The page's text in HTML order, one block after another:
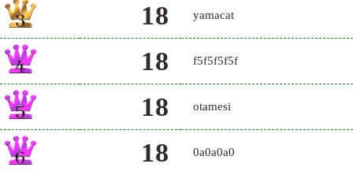
18 yamacat
18 f5f5f5f5f
18 otamesi
18 0a0a0a0